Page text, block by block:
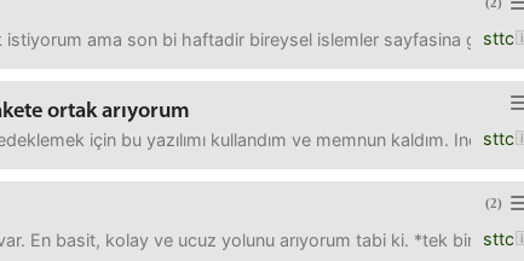
(2)
sttc
ama son bi haftadir bireysel islemler sayfasina giris
ortak arıyorum
sttc
için bu yazılımı kullandım ve memnun kaldım.
(2)
sttc
En basit, kolay ve ucuz yolunu arıyorum tabi ki. *tek bir